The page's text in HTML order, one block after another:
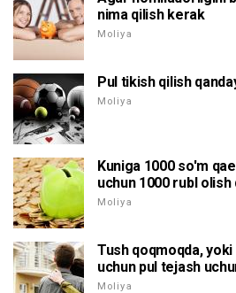
nima qilish kerak
Moliya
Pul tikish qilish
Moliya
Kuniga 1000 so'm
uchun 1000 rubl olish
Moliya
Tush qoqmoqda,
uchun pul tejash
Moliya